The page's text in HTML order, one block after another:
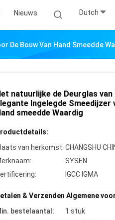
Nieuws Dutch
De Bouw Van Hand Smeedde
natuurlijke de Deurglas
Ingelegde Smeedijzer
smeedde Waardig
van herkomst: CHANGSHU
SYSEN
IGCC IGMA
& Verzenden Algemene
bestelaantal:
1 stuk